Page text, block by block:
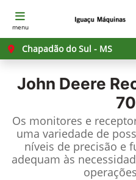
menu
Chapadão do Sul - MS
John Deere
Os monitores e
uma variedade de
níveis de precisão e
adequam às